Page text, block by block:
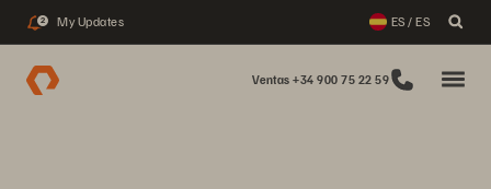
2 My Updates ES / ES
Ventas +34 900 75 22 59